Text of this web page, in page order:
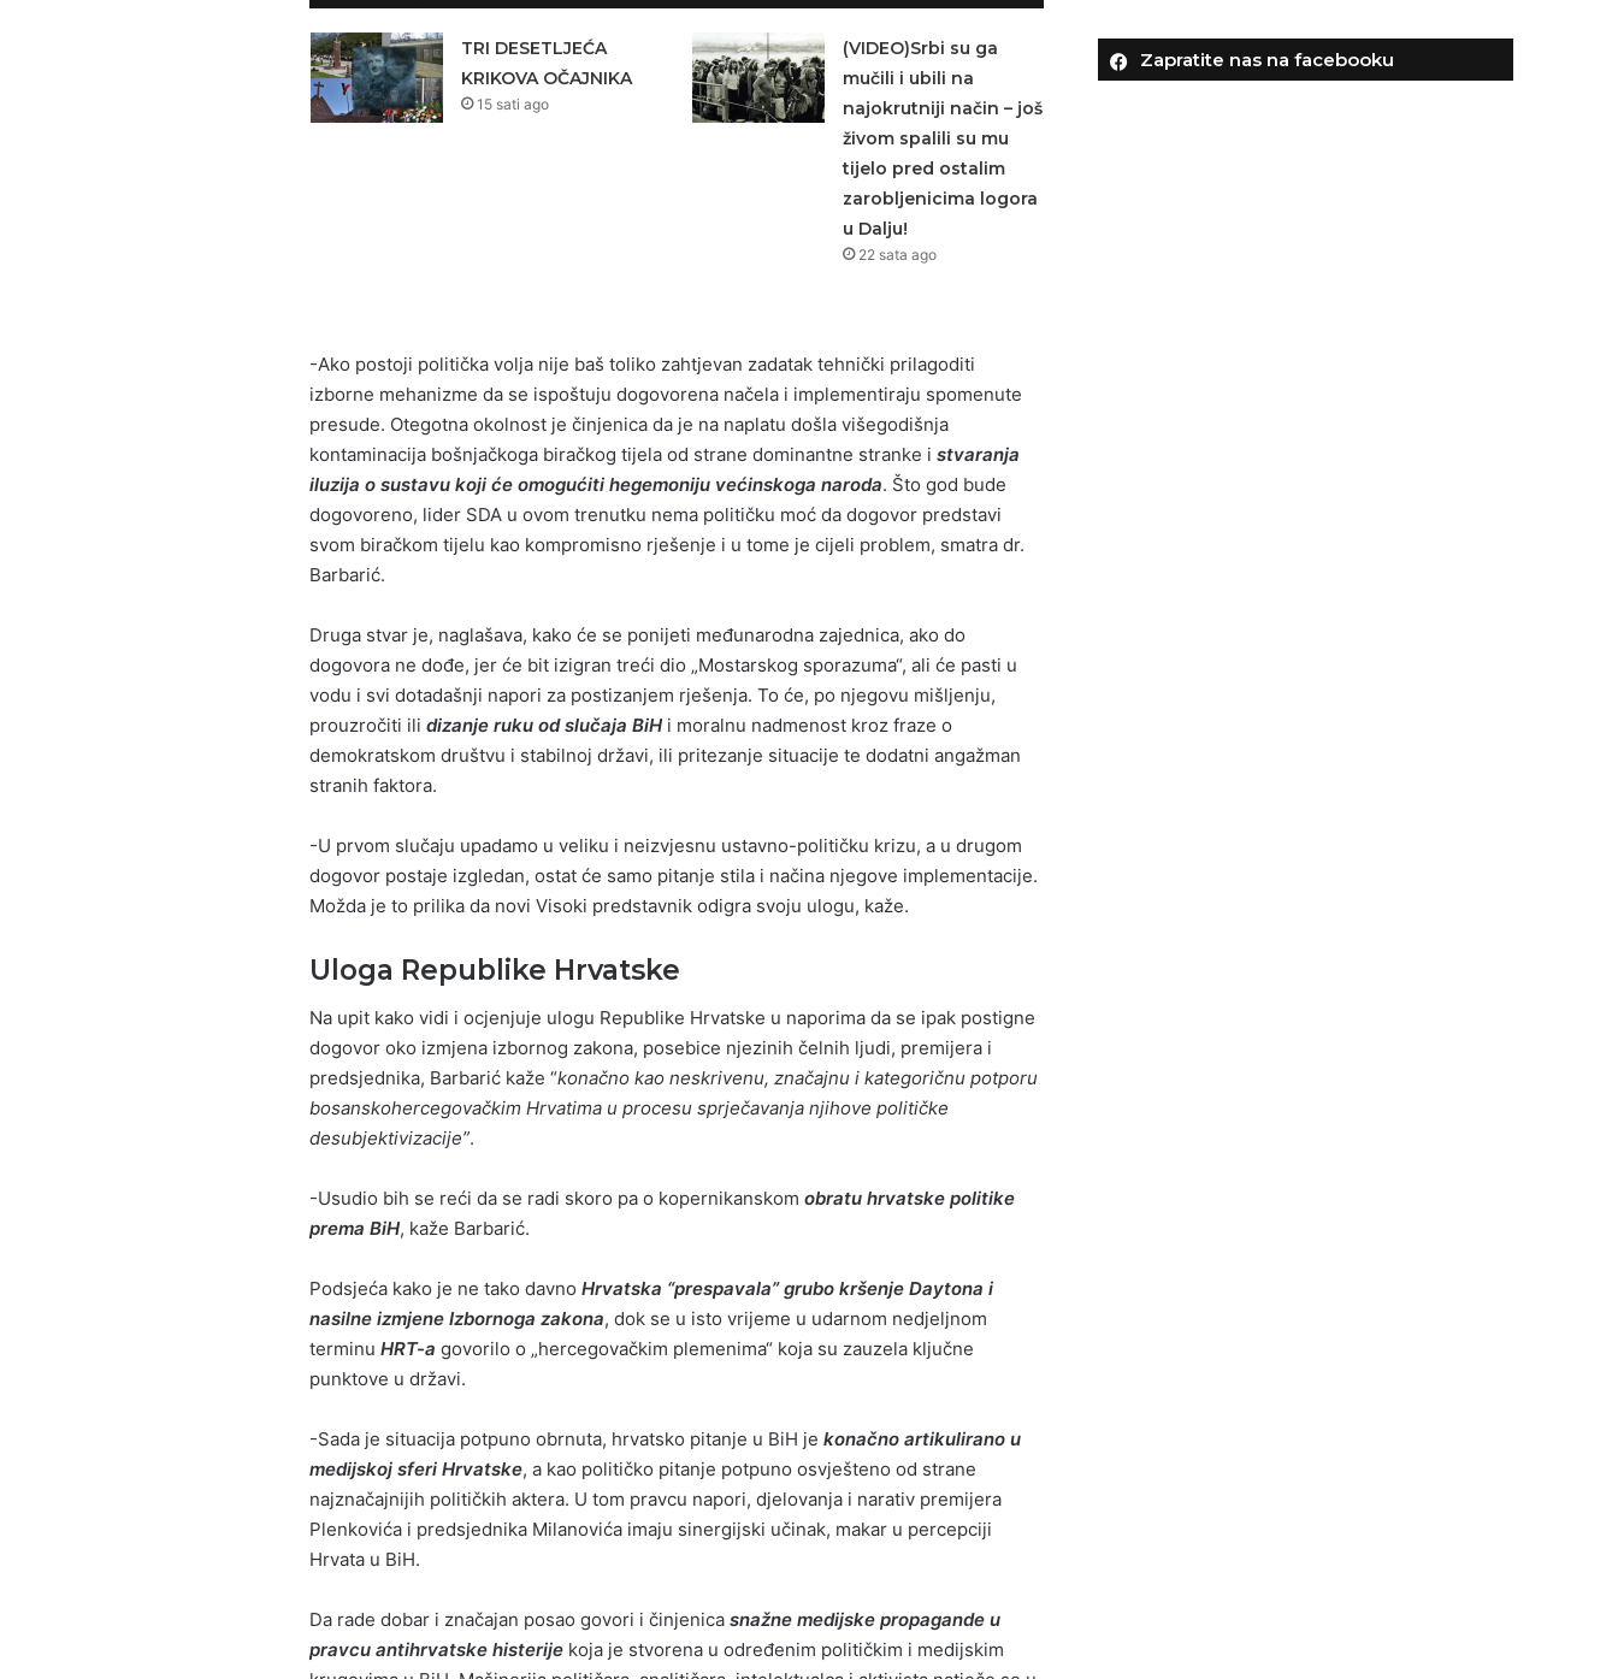
TRI DESETLJEĆA
KRIKOVA OČAJNIKA
15 sati ago
(VIDEO)Srbi su ga
mučili i ubili na
najokrutniji način – još
živom spalili su mu
tijelo pred ostalim
zarobljenicima logora
u Dalju!
22 sata ago
-Ako postoji politička volja nije baš toliko zahtjevan zadatak tehnički prilagoditi
izborne mehanizme da se ispoštuju dogovorena načela i implementiraju spomenute
presude. Otegotna okolnost je činjenica da je na naplatu došla višegodišnja
kontaminacija bošnjačkoga biračkog tijela od strane dominantne stranke i stvaranja
iluzija o sustavu koji će omogućiti hegemoniju većinskoga naroda. Što god bude
dogovoreno, lider SDA u ovom trenutku nema političku moć da dogovor predstavi
svom biračkom tijelu kao kompromisno rješenje i u tome je cijeli problem, smatra dr.
Barbarić.
Druga stvar je, naglašava, kako će se ponijeti međunarodna zajednica, ako do
dogovora ne dođe, jer će bit izigran treći dio „Mostarskog sporazuma“, ali će pasti u
vodu i svi dotadašnji napori za postizanjem rješenja. To će, po njegovu mišljenju,
prouzročiti ili dizanje ruku od slučaja BiH i moralnu nadmenost kroz fraze o
demokratskom društvu i stabilnoj državi, ili pritezanje situacije te dodatni angažman
stranih faktora.
-U prvom slučaju upadamo u veliku i neizvjesnu ustavno-političku krizu, a u drugom
dogovor postaje izgledan, ostat će samo pitanje stila i načina njegove implementacije.
Možda je to prilika da novi Visoki predstavnik odigra svoju ulogu, kaže.
Uloga Republike Hrvatske
Na upit kako vidi i ocjenjuje ulogu Republike Hrvatske u naporima da se ipak postigne
dogovor oko izmjena izbornog zakona, posebice njezinih čelnih ljudi, premijera i
predsjednika, Barbarić kaže “konačno kao neskrivenu, značajnu i kategoričnu potporu
bosanskohercegovačkim Hrvatima u procesu sprječavanja njihove političke
desubjektivizacije”.
-Usudio bih se reći da se radi skoro pa o kopernikanskom obratu hrvatske politike
prema BiH, kaže Barbarić.
Podsjeća kako je ne tako davno Hrvatska “prespavala” grubo kršenje Daytona i
nasilne izmjene Izbornoga zakona, dok se u isto vrijeme u udarnom nedjeljnom
terminu HRT-a govorilo o „hercegovačkim plemenima“ koja su zauzela ključne
punktove u državi.
-Sada je situacija potpuno obrnuta, hrvatsko pitanje u BiH je konačno artikulirano u
medijskoj sferi Hrvatske, a kao političko pitanje potpuno osvješteno od strane
najznačajnijih političkih aktera. U tom pravcu napori, djelovanja i narativ premijera
Plenkovića i predsjednika Milanovića imaju sinergijski učinak, makar u percepciji
Hrvata u BiH.
Da rade dobar i značajan posao govori i činjenica snažne medijske propagande u
pravcu antihrvatske histerije koja je stvorena u određenim političkim i medijskim
Zapratite nas na facebooku